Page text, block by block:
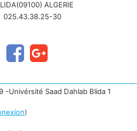
ALGERIE
025.43.38.25-30
-Univérsité Saad Dahlab Blida 1
)